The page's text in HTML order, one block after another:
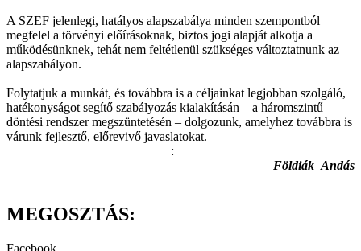
A SZEF jelenlegi, hatályos alapszabálya minden szempontból
megfelel a törvényi előírásoknak, biztos jogi alapját alkotja a
működésünknek, tehát nem feltétlenül szükséges változtatnunk az
alapszabályon.
Folytatjuk a munkát, és továbbra is a céljainkat legjobban szolgáló,
hatékonyságot segítő szabályozás kialakításán – a háromszintű
döntési rendszer megszüntetésén – dolgozunk, amelyhez továbbra is
várunk fejlesztő, előrevivő javaslatokat.
:
Földiák Andás
MEGOSZTÁS:
Facebook